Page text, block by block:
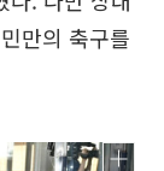
만의 축구를